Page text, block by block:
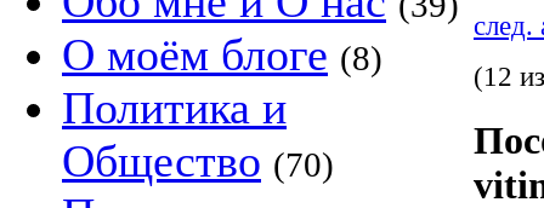
О моём блоге (8)
Политика и
Общество (70)
след.
(12